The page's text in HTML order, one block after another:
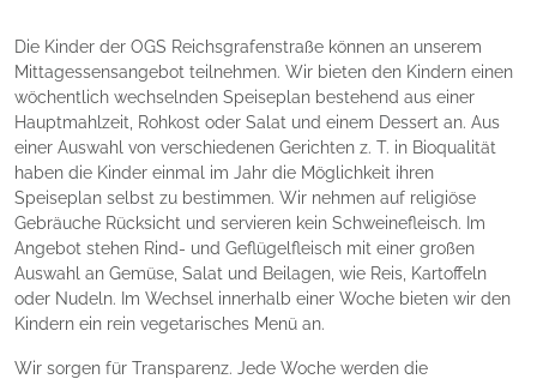
Die Kinder der OGS Reichsgrafenstraße können an unserem
Mittagessensangebot teilnehmen. Wir bieten den Kindern einen
wöchentlich wechselnden Speiseplan bestehend aus einer
Hauptmahlzeit, Rohkost oder Salat und einem Dessert an. Aus
einer Auswahl von verschiedenen Gerichten z. T. in Bioqualität
haben die Kinder einmal im Jahr die Möglichkeit ihren
Speiseplan selbst zu bestimmen. Wir nehmen auf religiöse
Gebräuche Rücksicht und servieren kein Schweinefleisch. Im
Angebot stehen Rind- und Geflügelfleisch mit einer großen
Auswahl an Gemüse, Salat und Beilagen, wie Reis, Kartoffeln
oder Nudeln. Im Wechsel innerhalb einer Woche bieten wir den
Kindern ein rein vegetarisches Menü an.
Wir sorgen für Transparenz. Jede Woche werden die